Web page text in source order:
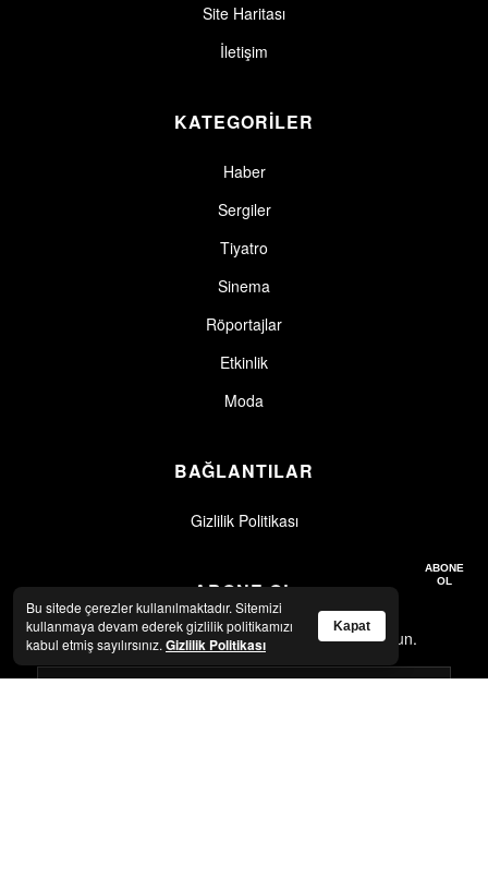
Site Haritası
İletişim
KATEGORİLER
Haber
Sergiler
Tiyatro
Sinema
Röportajlar
Etkinlik
Moda
BAĞLANTILAR
Gizlilik Politikası
ABONE OL
En son haberler ve güncellemeler için abone olun.
ABONE
OL
Bu sitede çerezler kullanılmaktadır. Sitemizi
kullanmaya devam ederek gizlilik politikamızı
kabul etmiş sayılırsınız. Gizlilik Politikası
Kapat